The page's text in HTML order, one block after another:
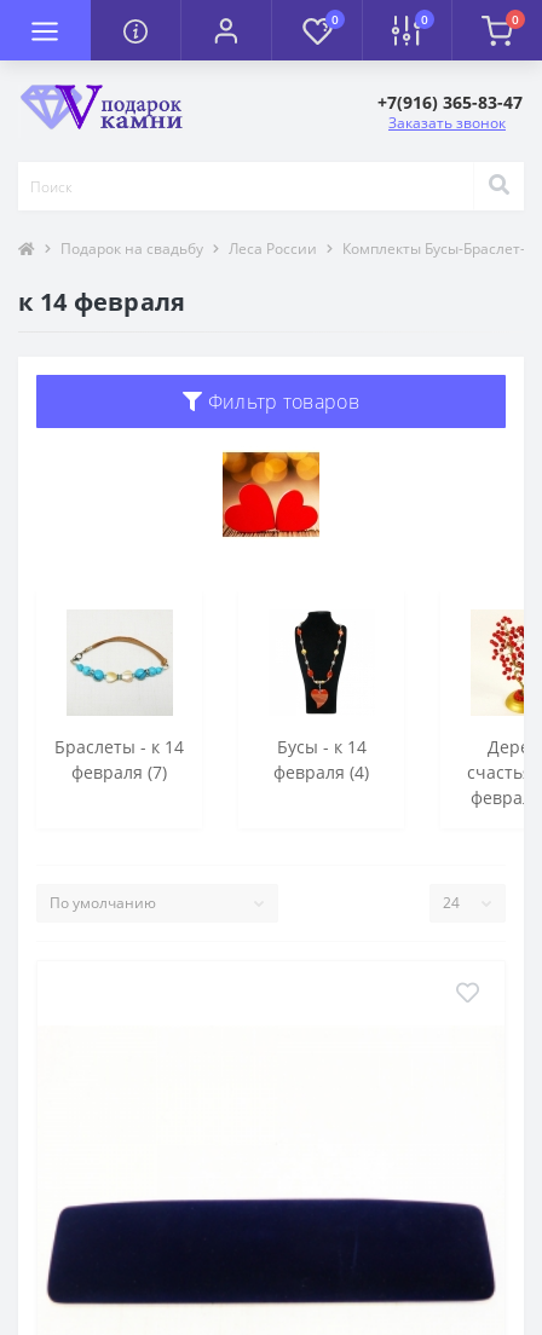
0 0 0
+7(916) 365-83-47
Заказать звонок
Подарок на свадьбу Леса России Комплекты Бусы-Браслет-
к 14 февраля
Фильтр товаров
Браслеты - к 14
февраля (7)
Бусы - к 14
февраля (4)
счастья